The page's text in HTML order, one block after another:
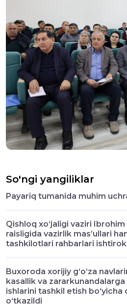
So'ngi yangiliklar
Payariq tumanida muhim
Qishloq xo‘jaligi vaziri
raisligida vazirlik mas’ullari
tashkilotlari rahbarlari
Buxoroda xorijiy g‘o‘za
kasallik va
ishlarini tashkil etish bo‘yicha
o‘tkazildi